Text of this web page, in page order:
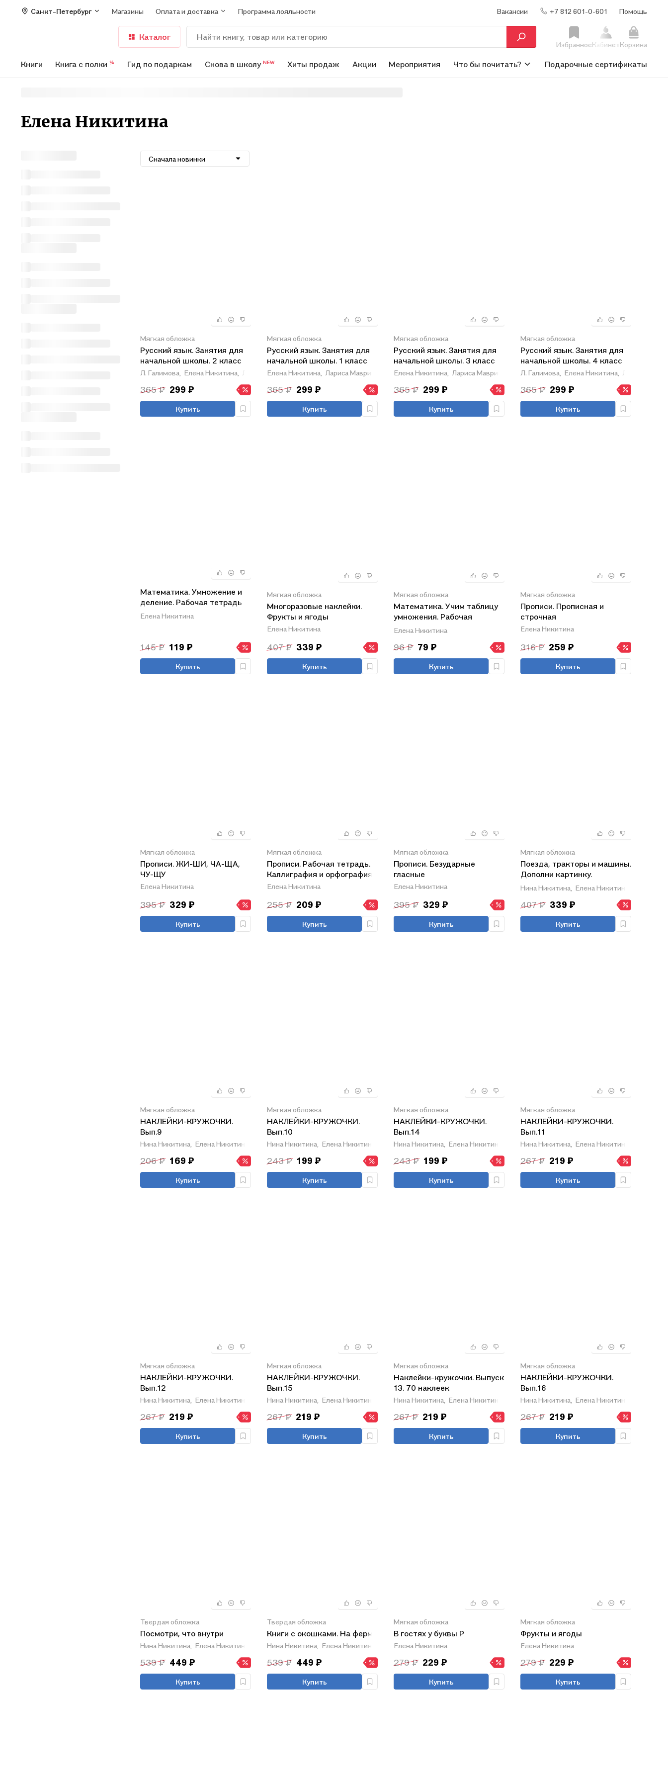
Санкт-Петербург Магазины Оплата и доставка Программа лояльности Вакансии +7 812 601-0-601 Помощь
Каталог
ИзбранноеКабинетКорзина
Книги Книга с полки % Гид по подаркам Снова в школу NEW Хиты продаж Акции Мероприятия Что бы почитать? Подарочные сертификаты
Елена Никитина
Сначала новинки
Мягкая обложка
Русский язык. Занятия для
начальной школы. 2 класс
Л. Галимова, Елена Никитина, Лариса Маврина
365 ₽ 299 ₽
Купить
Мягкая обложка
Русский язык. Занятия для
начальной школы. 1 класс
Елена Никитина, Лариса Маврина
365 ₽ 299 ₽
Купить
Мягкая обложка
Русский язык. Занятия для
начальной школы. 3 класс
Елена Никитина, Лариса Маврина
365 ₽ 299 ₽
Купить
Мягкая обложка
Русский язык. Занятия для
начальной школы. 4 класс
Л. Галимова, Елена Никитина, Лариса
365 ₽ 299 ₽
Купить
Математика. Умножение и
деление. Рабочая тетрадь
младшего школьника
Елена Никитина
145 ₽ 119 ₽
Купить
Мягкая обложка
Многоразовые наклейки.
Фрукты и ягоды
Елена Никитина
407 ₽ 339 ₽
Купить
Мягкая обложка
Математика. Учим таблицу
умножения. Рабочая
тетрадь младшего
Елена Никитина
96 ₽ 79 ₽
Купить
Мягкая обложка
Прописи. Прописная и
строчная
Елена Никитина
316 ₽ 259 ₽
Купить
Мягкая обложка
Прописи. ЖИ-ШИ, ЧА-ЩА,
ЧУ-ЩУ
Елена Никитина
395 ₽ 329 ₽
Купить
Мягкая обложка
Прописи. Рабочая тетрадь.
Каллиграфия и орфография.
Елена Никитина
255 ₽ 209 ₽
Купить
Мягкая обложка
Прописи. Безударные
гласные
Елена Никитина
395 ₽ 329 ₽
Купить
Мягкая обложка
Поезда, тракторы и машины.
Дополни картинку.
Многоразовые наклейки
Нина Никитина, Елена Никитина
407 ₽ 339 ₽
Купить
Мягкая обложка
НАКЛЕЙКИ-КРУЖОЧКИ.
Вып.9
Нина Никитина, Елена Никитина
206 ₽ 169 ₽
Купить
Мягкая обложка
НАКЛЕЙКИ-КРУЖОЧКИ.
Вып.10
Нина Никитина, Елена Никитина
243 ₽ 199 ₽
Купить
Мягкая обложка
НАКЛЕЙКИ-КРУЖОЧКИ.
Вып.14
Нина Никитина, Елена Никитина
243 ₽ 199 ₽
Купить
Мягкая обложка
НАКЛЕЙКИ-КРУЖОЧКИ.
Вып.11
Нина Никитина, Елена Никитина
267 ₽ 219 ₽
Купить
Мягкая обложка
НАКЛЕЙКИ-КРУЖОЧКИ.
Вып.12
Нина Никитина, Елена Никитина
267 ₽ 219 ₽
Купить
Мягкая обложка
НАКЛЕЙКИ-КРУЖОЧКИ.
Вып.15
Нина Никитина, Елена Никитина
267 ₽ 219 ₽
Купить
Мягкая обложка
Наклейки-кружочки. Выпуск
13. 70 наклеек
Нина Никитина, Елена Никитина
267 ₽ 219 ₽
Купить
Мягкая обложка
НАКЛЕЙКИ-КРУЖОЧКИ.
Вып.16
Нина Никитина, Елена Никитина
267 ₽ 219 ₽
Купить
Твердая обложка
Посмотри, что внутри
Нина Никитина, Елена Никитина
539 ₽ 449 ₽
Купить
Твердая обложка
Книги с окошками. На ферме
Нина Никитина, Елена Никитина
539 ₽ 449 ₽
Купить
Мягкая обложка
В гостях у буквы Р
Елена Никитина
279 ₽ 229 ₽
Купить
Мягкая обложка
Фрукты и ягоды
Елена Никитина
279 ₽ 229 ₽
Купить